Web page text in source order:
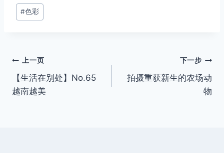
签：
#色彩
文
章
上一页
【生活在别处】No.65
越南越美
下一步
拍摄重获新生的农场动
物